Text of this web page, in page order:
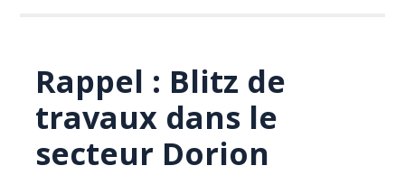
Rappel : Blitz de
travaux dans le
secteur Dorion